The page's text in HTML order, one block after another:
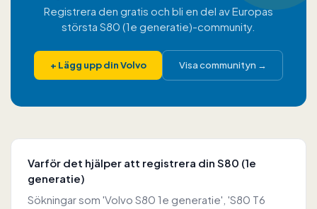
Registrera den gratis och bli en del av Europas
största S80 (1e generatie)-community.
+ Lägg upp din Volvo Visa communityn →
Varför det hjälper att registrera din S80 (1e
generatie)
Sökningar som 'Volvo S80 1e generatie', 'S80 T6